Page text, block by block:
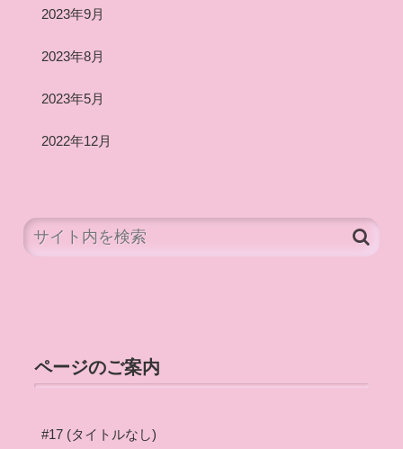
2023年9月
2023年8月
2023年5月
2022年12月
ページのご案内
#17 (タイトルなし)